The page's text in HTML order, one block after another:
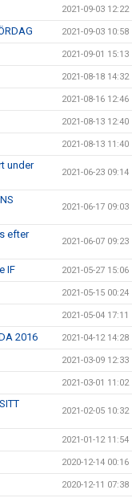
2021-09-03 12:22
2021-09-03 10:58
2021-09-01 15:13
2021-08-18 14:32
2021-08-16 12:46
2021-08-13 12:40
2021-08-13 11:40
under
2021-06-23 09:14
2021-06-17 09:03
efter
2021-06-07 09:23
IF 2021-05-27 15:06
2021-05-15 00:24
2021-05-04 17:11
2016 2021-04-12 14:28
2021-03-09 12:33
2021-03-01 11:02
2021-02-05 10:32
2021-01-12 11:54
2020-12-14 00:16
2020-12-11 07:38